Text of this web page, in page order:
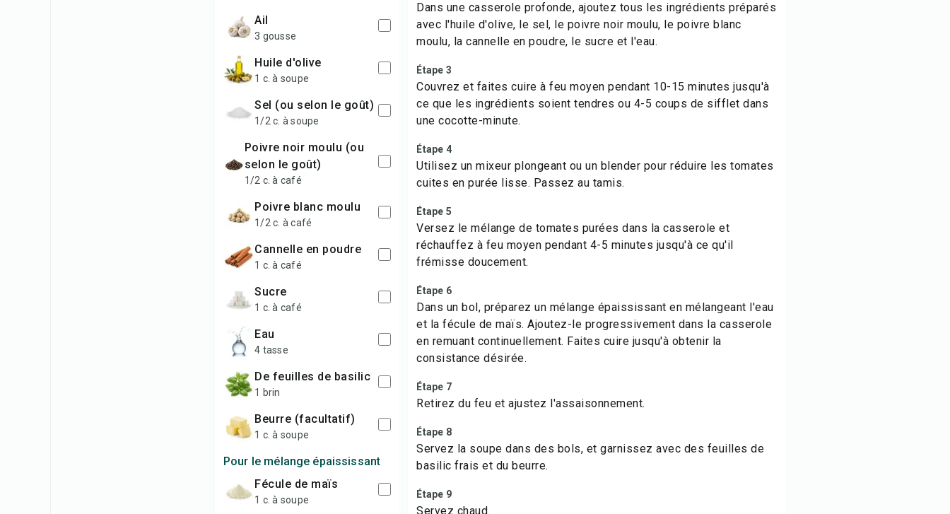
Ail
3 gousse
Huile d'olive
1 c. à soupe
Sel (ou selon le goût)
1/2 c. à soupe
Poivre noir moulu (ou
selon le goût)
1/2 c. à café
Poivre blanc moulu
1/2 c. à café
Cannelle en poudre
1 c. à café
Sucre
1 c. à café
Eau
4 tasse
de feuilles de basilic
1 brin
Beurre (facultatif)
1 c. à soupe
Pour le mélange épaississant
Fécule de maïs
1 c. à soupe
Dans une casserole profonde, ajoutez tous les ingrédients préparés
avec l'huile d'olive, le sel, le poivre noir moulu, le poivre blanc
moulu, la cannelle en poudre, le sucre et l'eau.
Étape 3
Couvrez et faites cuire à feu moyen pendant 10-15 minutes jusqu'à
ce que les ingrédients soient tendres ou 4-5 coups de sifflet dans
une cocotte-minute.
Étape 4
Utilisez un mixeur plongeant ou un blender pour réduire les tomates
cuites en purée lisse. Passez au tamis.
Étape 5
Versez le mélange de tomates purées dans la casserole et
réchauffez à feu moyen pendant 4-5 minutes jusqu'à ce qu'il
frémisse doucement.
Étape 6
Dans un bol, préparez un mélange épaississant en mélangeant l'eau
et la fécule de maïs. Ajoutez-le progressivement dans la casserole
en remuant continuellement. Faites cuire jusqu'à obtenir la
consistance désirée.
Étape 7
Retirez du feu et ajustez l'assaisonnement.
Étape 8
Servez la soupe dans des bols, et garnissez avec des feuilles de
basilic frais et du beurre.
Étape 9
Servez chaud.